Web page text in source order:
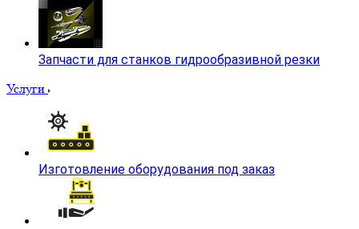
Запчасти для станков гидрообразивной резки
Услуги
Изготовление оборудования под заказ